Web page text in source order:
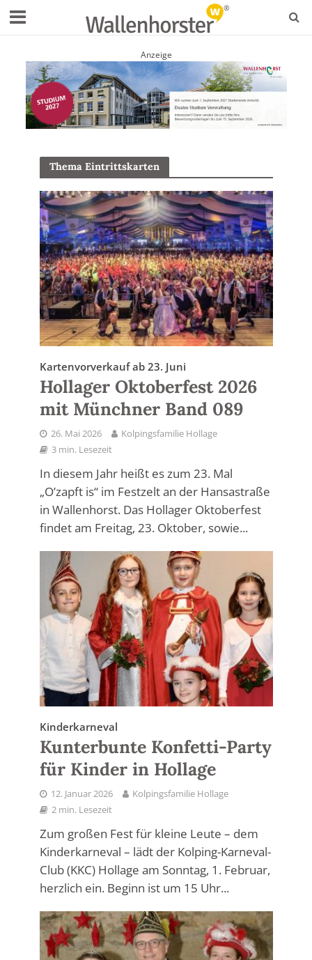
Anzeige
Thema Eintrittskarten
Kartenvorverkauf ab 23. Juni
Hollager Oktoberfest 2026
mit Münchner Band 089
26. Mai 2026
Kolpingsfamilie Hollage
3 min. Lesezeit
In diesem Jahr heißt es zum 23. Mal
„O’zapft is“ im Festzelt an der Hansastraße
in Wallenhorst. Das Hollager Oktoberfest
findet am Freitag, 23. Oktober, sowie...
Kinderkarneval
Kunterbunte Konfetti-Party
für Kinder in Hollage
12. Januar 2026
Kolpingsfamilie Hollage
2 min. Lesezeit
Zum großen Fest für kleine Leute – dem
Kinderkarneval – lädt der Kolping-Karneval-
Club (KKC) Hollage am Sonntag, 1. Februar,
herzlich ein. Beginn ist um 15 Uhr...